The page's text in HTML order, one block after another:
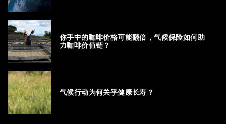
你手中的咖啡价格可能翻倍，气候保险如何助
力咖啡价值链？
气候行动为何关乎健康长寿？